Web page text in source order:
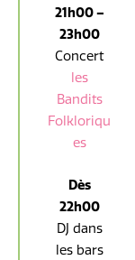
21h00 –
23h00
Concert
les
Bandits
Folkloriqu
es
Dès
22h00
DJ dans
les bars